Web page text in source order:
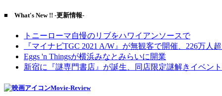
■ What's New !! -更新情報-
トニーローマ自慢のリブをハワイアンソースで
『マイナビTGC 2021 A/W』が無観客で開催、226万人
Eggs 'n Thingsが横浜みなとみらいに開業
新宿に『謎専門書店』が誕生、同店限定謎解きイベン
Movie-Review